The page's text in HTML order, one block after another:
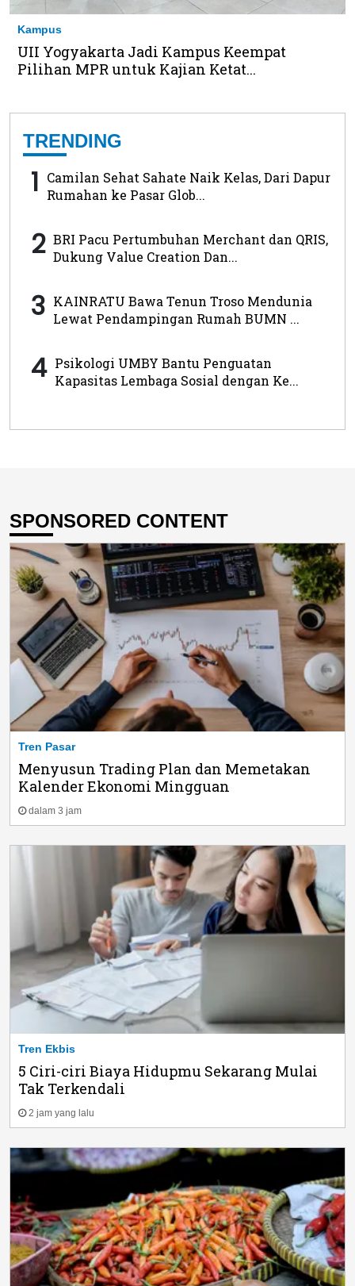
Kampus
UII Yogyakarta Jadi Kampus Keempat
Pilihan MPR untuk Kajian Ketat...
TRENDING
1 Camilan Sehat Sahate Naik Kelas, Dari Dapur
Rumahan ke Pasar Glob...
2 BRI Pacu Pertumbuhan Merchant dan QRIS,
Dukung Value Creation Dan...
3 KAINRATU Bawa Tenun Troso Mendunia
Lewat Pendampingan Rumah BUMN ...
4 Psikologi UMBY Bantu Penguatan
Kapasitas Lembaga Sosial dengan Ke...
SPONSORED CONTENT
Tren Pasar
Menyusun Trading Plan dan Memetakan
Kalender Ekonomi Mingguan
dalam 3 jam
Tren Ekbis
5 Ciri-ciri Biaya Hidupmu Sekarang Mulai
Tak Terkendali
2 jam yang lalu